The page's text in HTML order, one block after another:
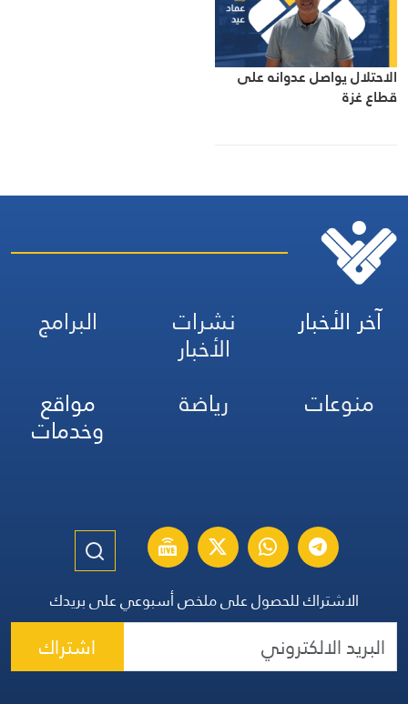
الاحتلال يواصل عدوانه على
قطاع غزة
آخر الأخبار نشرات
الأخبار
البرامج
منوعات
رياضة مواقع
وخدمات
الاشتراك للحصول على ملخص أسبوعي على بريدك
اشتراك